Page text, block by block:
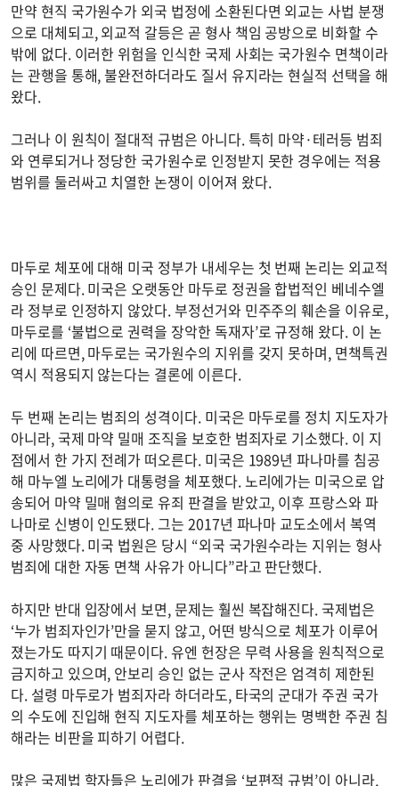
만약 현직 국가원수가 외국 법정에 소환된다면 외교는 사법 분쟁
으로 대체되고, 외교적 갈등은 곧 형사 책임 공방으로 비화할 수
밖에 없다. 이러한 위험을 인식한 국제 사회는 국가원수 면책이라
는 관행을 통해, 불완전하더라도 질서 유지라는 현실적 선택을 해
왔다.
그러나 이 원칙이 절대적 규범은 아니다. 특히 마약·테러등 범죄
와 연루되거나 정당한 국가원수로 인정받지 못한 경우에는 적용
범위를 둘러싸고 치열한 논쟁이 이어져 왔다.
마두로 체포에 대해 미국 정부가 내세우는 첫 번째 논리는 외교적
승인 문제다. 미국은 오랫동안 마두로 정권을 합법적인 베네수엘
라 정부로 인정하지 않았다. 부정선거와 민주주의 훼손을 이유로,
마두로를 ‘불법으로 권력을 장악한 독재자’로 규정해 왔다. 이 논
리에 따르면, 마두로는 국가원수의 지위를 갖지 못하며, 면책특권
역시 적용되지 않는다는 결론에 이른다.
두 번째 논리는 범죄의 성격이다. 미국은 마두로를 정치 지도자가
아니라, 국제 마약 밀매 조직을 보호한 범죄자로 기소했다. 이 지
점에서 한 가지 전례가 떠오른다. 미국은 1989년 파나마를 침공
해 마누엘 노리에가 대통령을 체포했다. 노리에가는 미국으로 압
송되어 마약 밀매 혐의로 유죄 판결을 받았고, 이후 프랑스와 파
나마로 신병이 인도됐다. 그는 2017년 파나마 교도소에서 복역
중 사망했다. 미국 법원은 당시 “외국 국가원수라는 지위는 형사
범죄에 대한 자동 면책 사유가 아니다”라고 판단했다.
하지만 반대 입장에서 보면, 문제는 훨씬 복잡해진다. 국제법은
‘누가 범죄자인가’만을 묻지 않고, 어떤 방식으로 체포가 이루어
졌는가도 따지기 때문이다. 유엔 헌장은 무력 사용을 원칙적으로
금지하고 있으며, 안보리 승인 없는 군사 작전은 엄격히 제한된
다. 설령 마두로가 범죄자라 하더라도, 타국의 군대가 주권 국가
의 수도에 진입해 현직 지도자를 체포하는 행위는 명백한 주권 침
해라는 비판을 피하기 어렵다.
많은 국제법 학자들은 노리에가 판결을 ‘보편적 규범’이 아니라,